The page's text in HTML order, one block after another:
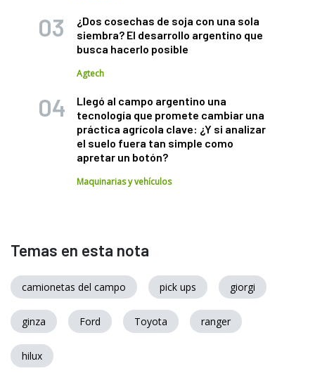
¿Dos cosechas de soja con una sola
siembra? El desarrollo argentino que
busca hacerlo posible
Agtech
Llegó al campo argentino una
tecnología que promete cambiar una
práctica agrícola clave: ¿Y si analizar
el suelo fuera tan simple como
apretar un botón?
Maquinarias y vehículos
Temas en esta nota
camionetas del campo pick ups giorgi
ginza Ford Toyota ranger
hilux